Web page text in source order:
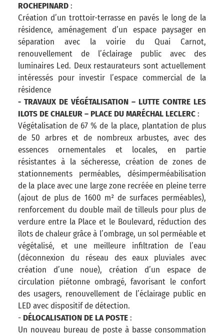
ROCHEPINARD:
Création d’un trottoir-terrasse en pavés le long de la
résidence, aménagement d’un espace paysager en
séparation avec la voirie du Quai Carnot,
renouvellement de l’éclairage public avec des
luminaires Led. Deux restaurateurs sont actuellement
intéressés pour investir l’espace commercial de la
résidence
- TRAVAUX DE VÉGÉTALISATION – LUTTE CONTRE LES
ILOTS DE CHALEUR – PLACE DU MARÉCHAL LECLERC:
Végétalisation de 67 % de la place, plantation de plus
de 50 arbres et de nombreux arbustes, avec des
essences ornementales et locales, en partie
résistantes à la sécheresse, création de zones de
stationnements perméables, désimperméabilisation
de la place avec une large zone recréée en pleine terre
(ajout de plus de 1600 m² de surfaces perméables),
renforcement du double mail de tilleuls pour plus de
verdure entre la Place et le Boulevard, réduction des
îlots de chaleur grâce à l’ombrage, un sol perméable et
végétalisé, et une meilleure infiltration de l’eau
(déconnexion du réseau des eaux pluviales avec
création d’une noue), création d’un espace de
circulation piétonne ombragé, favorisant le confort
des usagers, renouvellement de l’éclairage public en
LED avec dispositif de détection.
- DÉLOCALISATION DE LA POSTE:
Un nouveau bureau de poste à basse consommation